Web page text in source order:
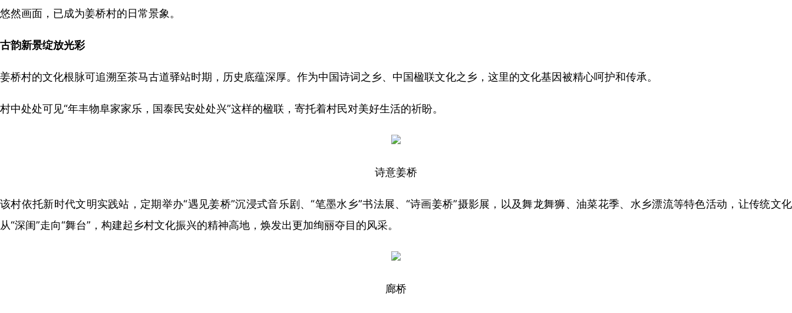
悠然画面，已成为姜桥村的日常景象。
古韵新景绽放光彩
姜桥村的文化根脉可追溯至茶马古道驿站时期，历史底蕴深厚。作为中国诗词之乡、中国楹联文化之乡，这里的文化基因被精心呵护和传承。
村中处处可见“年丰物阜家家乐，国泰民安处处兴”这样的楹联，寄托着村民对美好生活的祈盼。
诗意姜桥
该村依托新时代文明实践站，定期举办“遇见姜桥”沉浸式音乐剧、“笔墨水乡”书法展、“诗画姜桥”摄影展，以及舞龙舞狮、油菜花季、水乡漂流等特色活动，让传统文化
从“深闺”走向“舞台”，构建起乡村文化振兴的精神高地，焕发出更加绚丽夺目的风采。
廊桥